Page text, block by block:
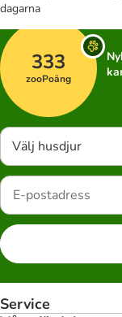
dagarna
333
zooPoäng
Välj husdjur
Service